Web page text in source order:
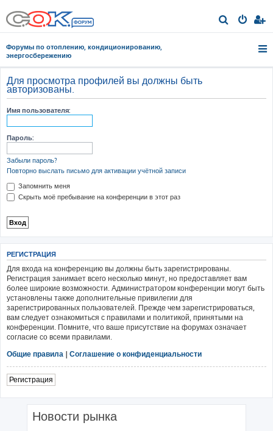
о
Форумы по отоплению, кондиционированию,
энергосбережению
Для просмотра профилей вы должны быть
авторизованы.
Имя пользователя:
Пароль:
Забыли пароль?
Повторно выслать письмо для активации учётной записи
Запомнить меня
Скрыть моё пребывание на конференции в этот раз
РЕГИСТРАЦИЯ
Для входа на конференцию вы должны быть зарегистрированы.
Регистрация занимает всего несколько минут, но предоставляет вам
более широкие возможности. Администратором конференции могут быть
установлены также дополнительные привилегии для
зарегистрированных пользователей. Прежде чем зарегистрироваться,
вам следует ознакомиться с правилами и политикой, принятыми на
конференции. Помните, что ваше присутствие на форумах означает
согласие со всеми правилами.
Общие правила | Соглашение о конфиденциальности
Регистрация
Новости рынка